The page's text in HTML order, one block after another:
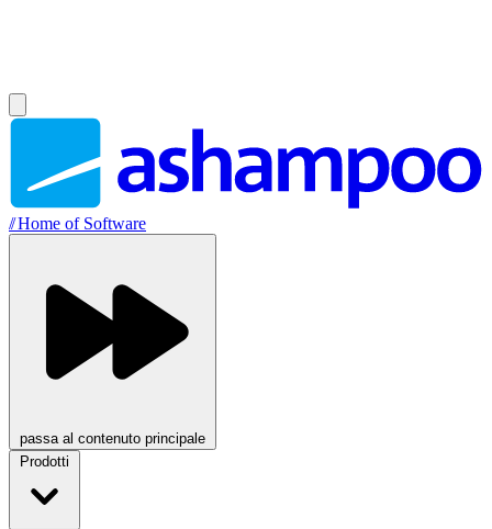
//Home of Software
passa al contenuto principale
Prodotti